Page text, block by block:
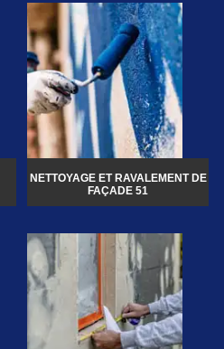
NETTOYAGE ET RAVALEMENT DE
FAÇADE 51